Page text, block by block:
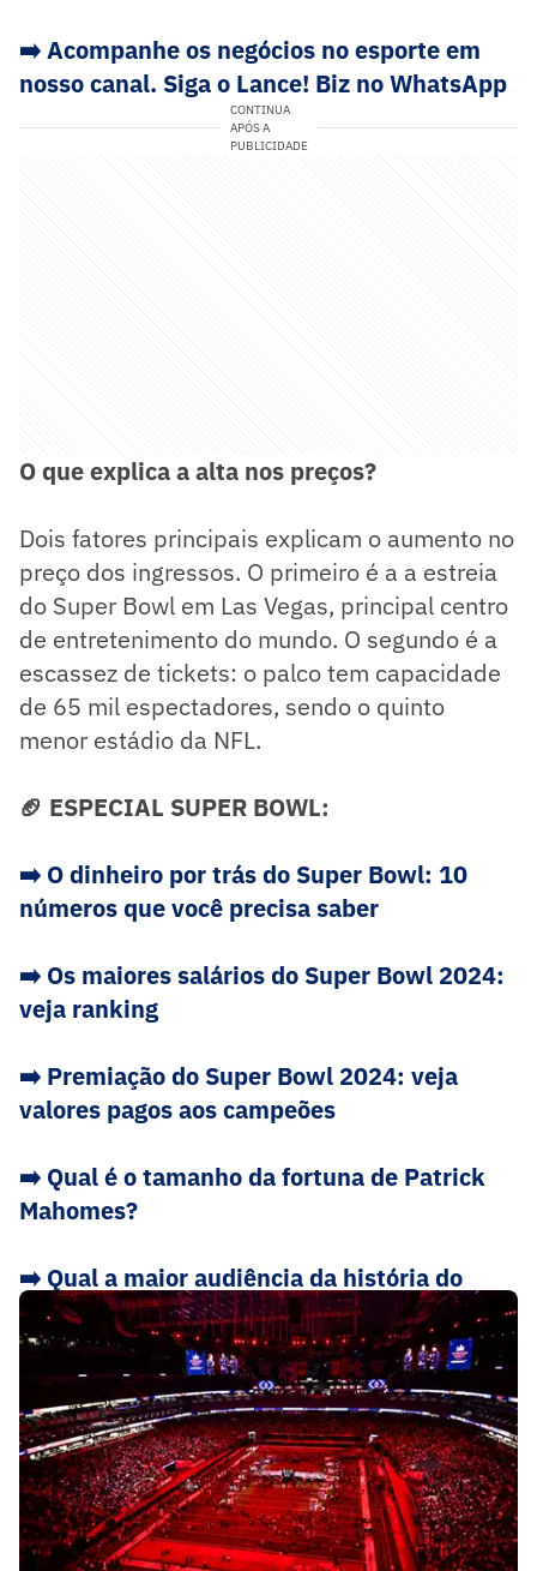
➡️Acompanhe os negócios no esporte em
nosso canal. Siga o Lance! Biz no WhatsApp
CONTINUA
APÓS A
PUBLICIDADE
O que explica a alta nos preços?
Dois fatores principais explicam o aumento no
preço dos ingressos. O primeiro é a a estreia
do Super Bowl em Las Vegas, principal centro
de entretenimento do mundo. O segundo é a
escassez de tickets: o palco tem capacidade
de 65 mil espectadores, sendo o quinto
menor estádio da NFL.
🏈 ESPECIAL SUPER BOWL:
➡️ O dinheiro por trás do Super Bowl: 10
números que você precisa saber
➡️ Os maiores salários do Super Bowl 2024:
veja ranking
➡️ Premiação do Super Bowl 2024: veja
valores pagos aos campeões
➡️ Qual é o tamanho da fortuna de Patrick
Mahomes?
➡️ Qual a maior audiência da história do
Super Bowl? Veja ranking